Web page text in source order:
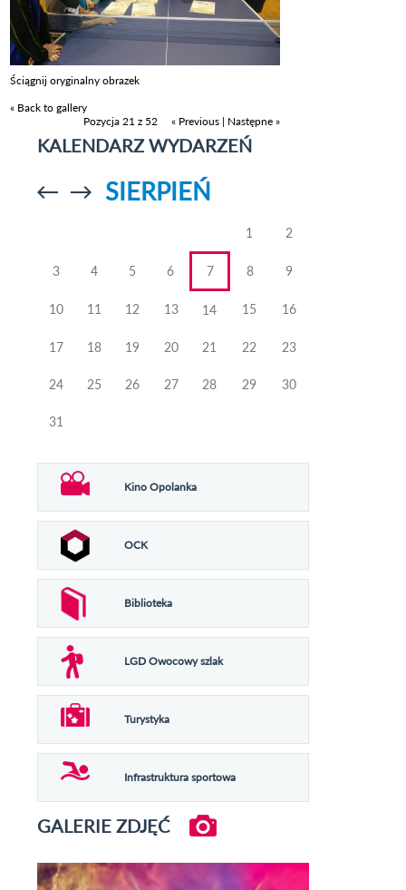
Ściągnij oryginalny obrazek
« Back to gallery
Pozycja 21 z 52
« Previous | Następne »
KALENDARZ WYDARZEŃ
Przejdź doPrzejdź do
SIERPIEŃ
1 2
3 4 5 6 7 8 9
10 11 12 13 14 15 16
17 18 19 20 21 22 23
24 25 26 27 28 29 30
31
Kino Opolanka
OCK
Biblioteka
LGD Owocowy szlak
Turystyka
Infrastruktura sportowa
GALERIE ZDJĘĆ